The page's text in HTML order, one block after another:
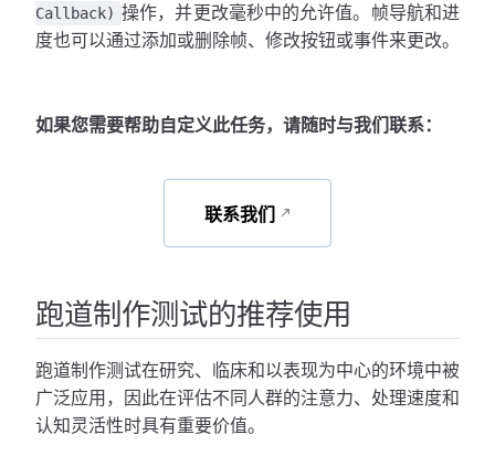
Callback) 操作，并更改毫秒中的允许值。帧导航和进
度也可以通过添加或删除帧、修改按钮或事件来更改。
如果您需要帮助自定义此任务，请随时与我们联系：
联系我们
跑道制作测试的推荐使用
跑道制作测试在研究、临床和以表现为中心的环境中被
广泛应用，因此在评估不同人群的注意力、处理速度和
认知灵活性时具有重要价值。